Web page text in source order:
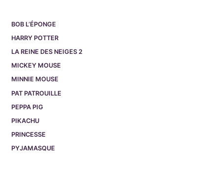
BOB L’ÉPONGE
HARRY POTTER
LA REINE DES NEIGES 2
MICKEY MOUSE
MINNIE MOUSE
PAT PATROUILLE
PEPPA PIG
PIKACHU
PRINCESSE
PYJAMASQUE